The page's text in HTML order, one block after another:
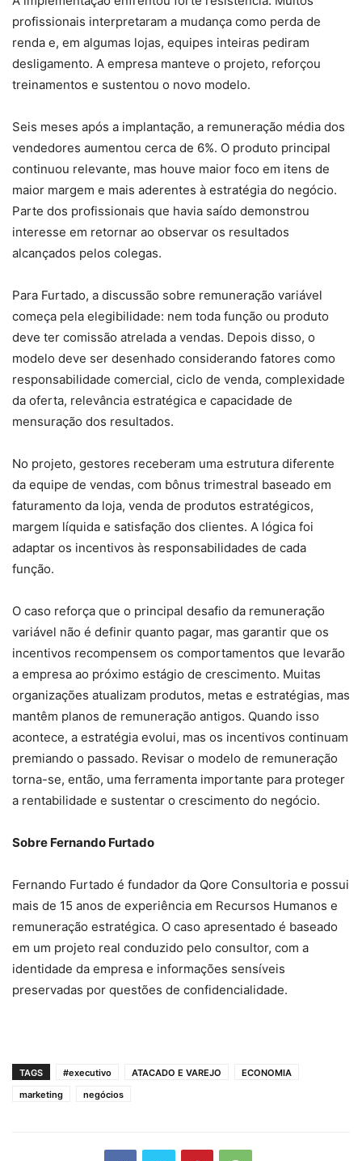
profissionais interpretaram a mudança como perda de
renda e, em algumas lojas, equipes inteiras pediram
desligamento. A empresa manteve o projeto, reforçou
treinamentos e sustentou o novo modelo.
Seis meses após a implantação, a remuneração média dos
vendedores aumentou cerca de 6%. O produto principal
continuou relevante, mas houve maior foco em itens de
maior margem e mais aderentes à estratégia do negócio.
Parte dos profissionais que havia saído demonstrou
interesse em retornar ao observar os resultados
alcançados pelos colegas.
Para Furtado, a discussão sobre remuneração variável
começa pela elegibilidade: nem toda função ou produto
deve ter comissão atrelada a vendas. Depois disso, o
modelo deve ser desenhado considerando fatores como
responsabilidade comercial, ciclo de venda, complexidade
da oferta, relevância estratégica e capacidade de
mensuração dos resultados.
No projeto, gestores receberam uma estrutura diferente
da equipe de vendas, com bônus trimestral baseado em
faturamento da loja, venda de produtos estratégicos,
margem líquida e satisfação dos clientes. A lógica foi
adaptar os incentivos às responsabilidades de cada
função.
O caso reforça que o principal desafio da remuneração
variável não é definir quanto pagar, mas garantir que os
incentivos recompensem os comportamentos que levarão
a empresa ao próximo estágio de crescimento. Muitas
organizações atualizam produtos, metas e estratégias, mas
mantêm planos de remuneração antigos. Quando isso
acontece, a estratégia evolui, mas os incentivos continuam
premiando o passado. Revisar o modelo de remuneração
torna-se, então, uma ferramenta importante para proteger
a rentabilidade e sustentar o crescimento do negócio.
Sobre Fernando Furtado
Fernando Furtado é fundador da Qore Consultoria e possui
mais de 15 anos de experiência em Recursos Humanos e
remuneração estratégica. O caso apresentado é baseado
em um projeto real conduzido pelo consultor, com a
identidade da empresa e informações sensíveis
preservadas por questões de confidencialidade.
TAGS #executivo ATACADO E VAREJO
ECONOMIA
marketing
negócios